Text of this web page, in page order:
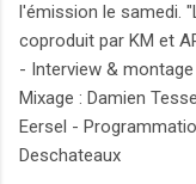
l'émission le samedi.
coproduit par KM et
- Interview &
Mixage : Damien
Eersel -
Deschateaux